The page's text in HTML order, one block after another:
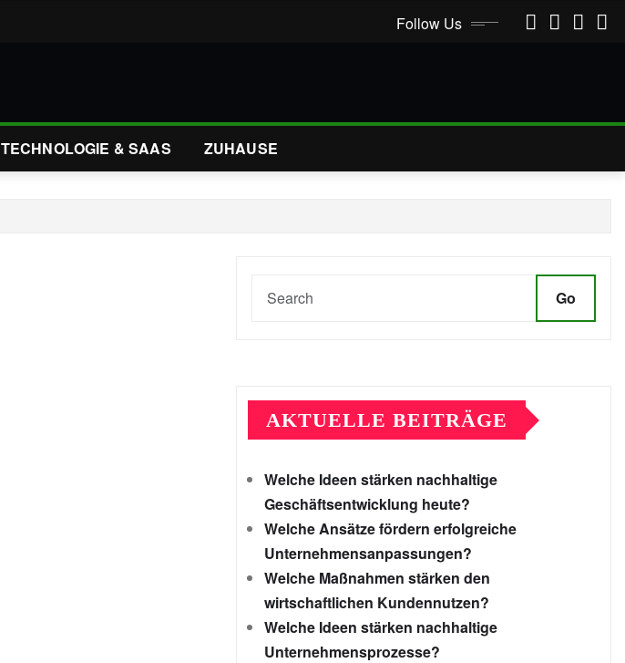
Follow Us
TECHNOLOGIE & SAAS ZUHAUSE
Go
AKTUELLE BEITRÄGE
Welche Ideen stärken nachhaltige
Geschäftsentwicklung heute?
Welche Ansätze fördern erfolgreiche
Unternehmensanpassungen?
Welche Maßnahmen stärken den
wirtschaftlichen Kundennutzen?
Welche Ideen stärken nachhaltige
Unternehmensprozesse?